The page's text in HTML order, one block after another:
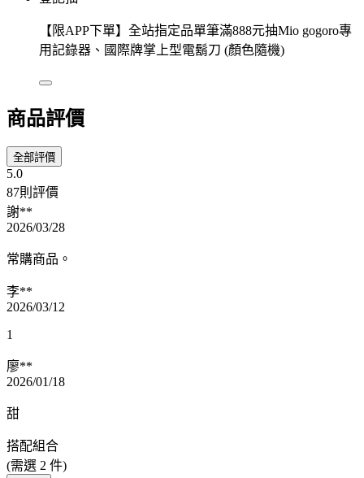
【限APP下單】全站指定品單筆滿888元抽Mio gogoro專
用記錄器、國際牌掌上型電鬍刀 (顏色隨機)
商品評價
全部評價
5.0
87則評價
謝**
2026/03/28
常購商品。
李**
2026/03/12
1
廖**
2026/01/18
甜
搭配組合
(需選 2 件)